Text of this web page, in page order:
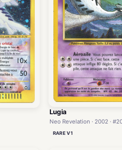
Lugia
Neo Revelation · 2002 ·
RARE V1